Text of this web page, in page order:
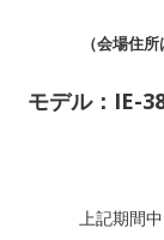
（会場住所
モデル：IE-
上記期間